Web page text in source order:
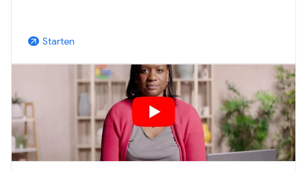
arrow_outward Starten